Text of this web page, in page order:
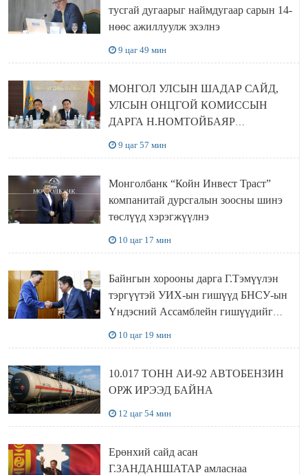
тусгай дугаарыг наймдугаар сарын 14-
нөөс ажиллуулж эхэлнэ
9 цаг 49 мин
МОНГОЛ УЛСЫН ШАДАР САЙД,
УЛСЫН ОНЦГОЙ КОМИССЫН
ДАРГА Н.НОМТОЙБАЯР
9 цаг 57 мин
Монголбанк “Койн Инвест Траст”
компанитай дурсгалын зоосны шинэ
төслүүд хэрэгжүүлнэ
10 цаг 17 мин
Байнгын хорооны дарга Г.Тэмүүлэн
тэргүүтэй УИХ-ын гишүүд БНСУ-ын
Үндэсний Ассамблейн гишүүдийг
10 цаг 19 мин
10.017 ТОНН АИ-92 АВТОБЕНЗИН
ОРЖ ИРЭЭД БАЙНА
12 цаг 54 мин
Ерөнхий сайд асан
Г.ЗАНДАНШАТАР амласнаа